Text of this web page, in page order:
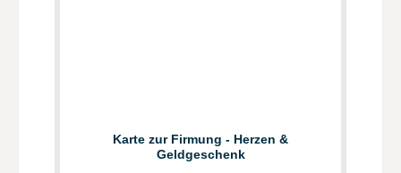
Karte zur Firmung - Herzen &
Geldgeschenk